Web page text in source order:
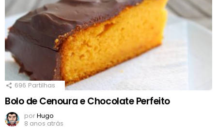
696 Partilhas
Bolo de Cenoura e Chocolate Perfeito
porHugo
8 anos atrás